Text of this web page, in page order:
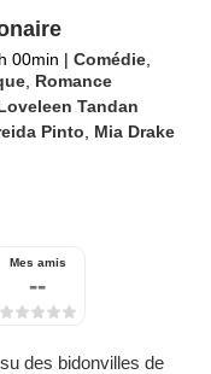
00min | Comédie
Romance
Tandan
Pinto Mia Drake
Mes amis
--
des bidonvilles de